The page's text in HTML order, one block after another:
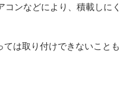
ンなどにより、積載しにく
は取り付けできないことも